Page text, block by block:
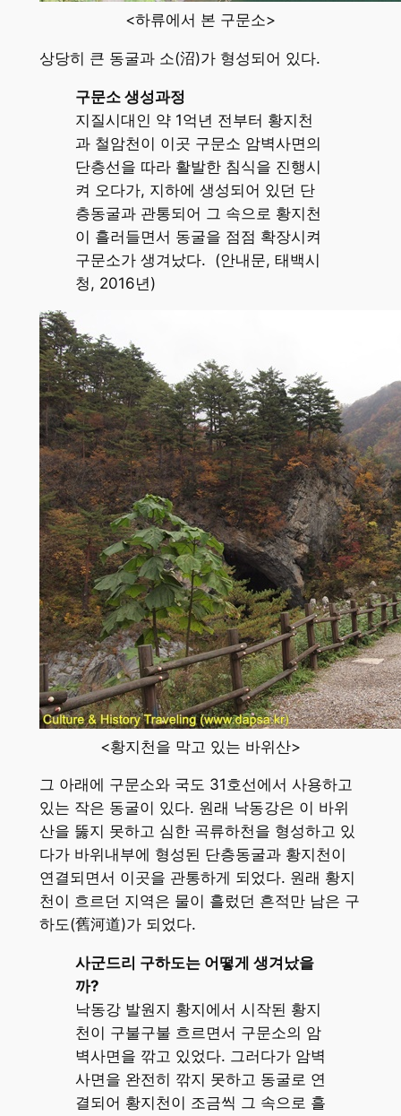
<하류에서 본 구문소>
상당히 큰 동굴과 소(沼)가 형성되어 있다.
구문소 생성과정
지질시대인 약 1억년 전부터 황지천
과 철암천이 이곳 구문소 암벽사면의
단층선을 따라 활발한 침식을 진행시
켜 오다가, 지하에 생성되어 있던 단
층동굴과 관통되어 그 속으로 황지천
이 흘러들면서 동굴을 점점 확장시켜
구문소가 생겨났다. (안내문, 태백시
청, 2016년)
<황지천을 막고 있는 바위산>
그 아래에 구문소와 국도 31호선에서 사용하고
있는 작은 동굴이 있다. 원래 낙동강은 이 바위
산을 뚫지 못하고 심한 곡류하천을 형성하고 있
다가 바위내부에 형성된 단층동굴과 황지천이
연결되면서 이곳을 관통하게 되었다. 원래 황지
천이 흐르던 지역은 물이 흘렀던 흔적만 남은 구
하도(舊河道)가 되었다.
사군드리 구하도는 어떻게 생겨났을
까?
낙동강 발원지 황지에서 시작된 황지
천이 구불구불 흐르면서 구문소의 암
벽사면을 깎고 있었다. 그러다가 암벽
사면을 완전히 깎지 못하고 동굴로 연
결되어 황지천이 조금씩 그 속으로 흘